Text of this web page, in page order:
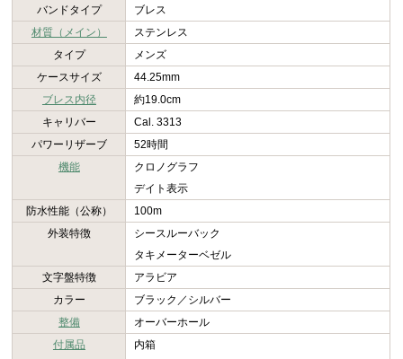
バンドタイプ
ブレス
材質（メイン）
ステンレス
タイプ
メンズ
ケースサイズ
44.25mm
ブレス内径
約19.0cm
キャリバー
Cal. 3313
パワーリザーブ
52時間
機能
クロノグラフ
デイト表示
防水性能（公称）
100m
外装特徴
シースルーバック
タキメーターベゼル
文字盤特徴
アラビア
カラー
ブラック／シルバー
整備
オーバーホール
付属品
内箱